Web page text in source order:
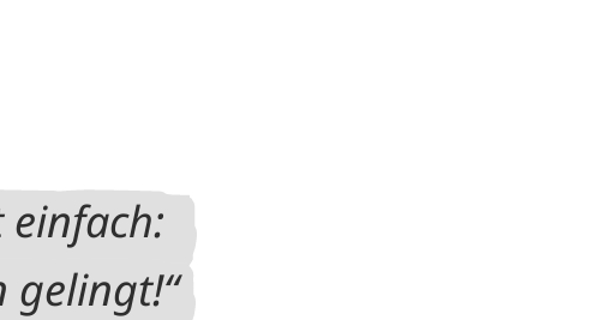
einfach:
gelingt!